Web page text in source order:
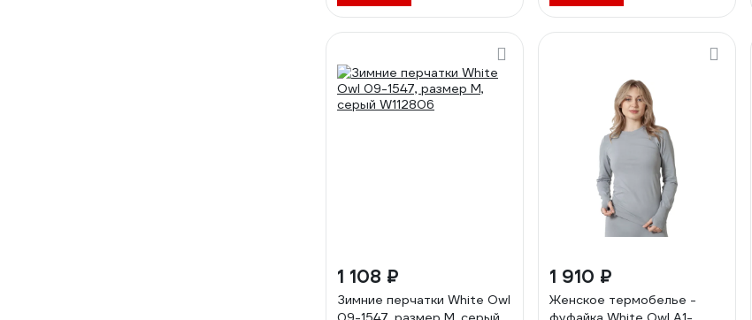
1 108 ₽
Зимние перчатки White Owl
1 910 ₽
Женское термобелье -